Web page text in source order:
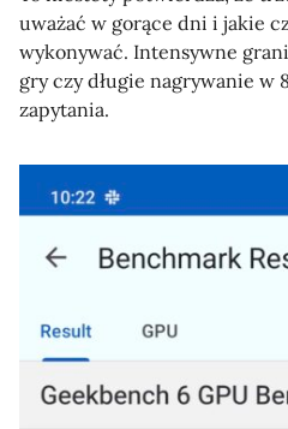
uważać w gorące dni i jakie
wykonywać. Intensywne
gry czy długie nagrywanie w
zapytania.